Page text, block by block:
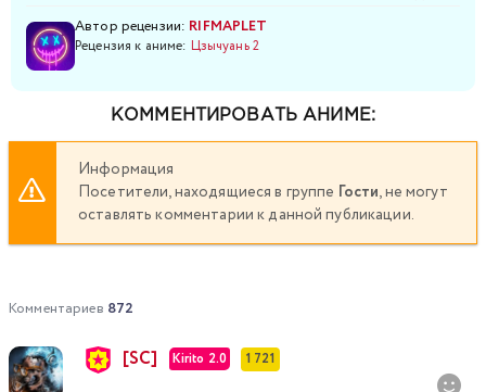
Автор рецензии: RIFMAPLET
Рецензия к аниме: Цзычуань 2
КОММЕНТИРОВАТЬ АНИМЕ:
Информация
Посетители, находящиеся в группе Гости, не могут
оставлять комментарии к данной публикации.
Комментариев 872
[SC] Kirito 2.0 1 721